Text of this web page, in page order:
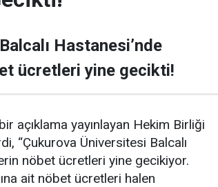
Hastanesi’nde
ücretleri yine gecikti!
açıklama yayınlayan Hekim Birliği
“Çukurova Üniversitesi Balcalı
nöbet ücretleri yine gecikiyor.
ait nöbet ücretleri halen